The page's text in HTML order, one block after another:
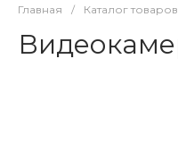
Главная / Каталог товаров